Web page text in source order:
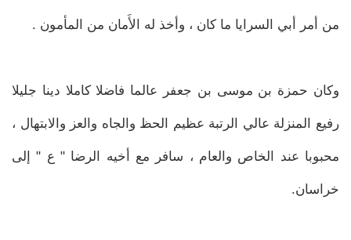
من أمر أبي السرايا ما كان ، وأخذ له الأَمان من المأمون .
وكان حمزة بن موسى بن جعفر عالما فاضلا كاملا دينا جليلا
رفيع المنزلة عالي الرتبة عظيم الحظ والجاه والعز والابتهال ،
محبوبا عند الخاص والعام ، سافر مع أخيه الرضا " ع " إلى
خراسان.